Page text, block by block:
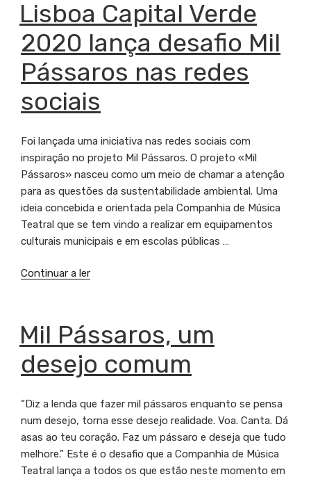
reúne
mais
de
1.500
pássaros”
Lisboa Capital Verde
2020 lança desafio Mil
Pássaros nas redes
sociais
Foi lançada uma iniciativa nas redes sociais com
inspiração no projeto Mil Pássaros. O projeto «Mil
Pássaros» nasceu como um meio de chamar a atenção
para as questões da sustentabilidade ambiental. Uma
ideia concebida e orientada pela Companhia de Música
Teatral que se tem vindo a realizar em equipamentos
culturais municipais e em escolas públicas …
Continuar a ler“Lisboa
lança
desafio
Mil
nas
redes
sociais”
EM
Mil Pássaros, um
desejo comum
“Diz a lenda que fazer mil pássaros enquanto se pensa
num desejo, torna esse desejo realidade. Voa. Canta. Dá
asas ao teu coração. Faz um pássaro e deseja que tudo
melhore.” Este é o desafio que a Companhia de Música
Teatral lança a todos os que estão neste momento em